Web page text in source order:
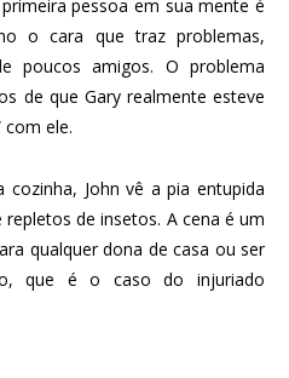
pessoa em sua mente é
o cara que traz problemas,
poucos amigos. O problema
de que Gary realmente esteve
com ele.
cozinha, John vê a pia entupida
de insetos. A cena é um
qualquer dona de casa ou ser
que é o caso do injuriado